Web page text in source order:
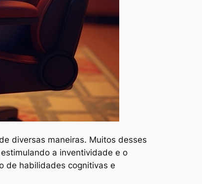
diversas maneiras. Muitos desses
a inventividade e o
de habilidades cognitivas e